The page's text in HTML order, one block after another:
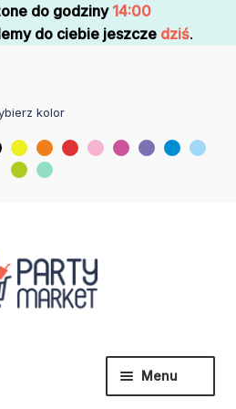
do godziny14:00
do ciebie jeszcze dziś.
kolor
Menu